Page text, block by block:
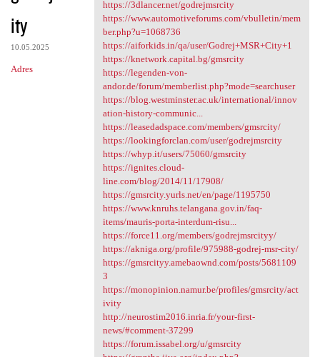
ity
10.05.2025
Adres
https://3dlancer.net/godrejmsrcity
https://www.automotiveforums.com/vbulletin/mem
ber.php?u=1068736
https://aiforkids.in/qa/user/Godrej+MSR+City+1
https://knetwork.capital.bg/gmsrcity
https://legenden-von-
andor.de/forum/memberlist.php?mode=searchuser
https://blog.westminster.ac.uk/international/innov
ation-history-communic...
https://leasedadspace.com/members/gmsrcity/
https://lookingforclan.com/user/godrejmsrcity
https://whyp.it/users/75060/gmsrcity
https://ignites.cloud-
line.com/blog/2014/11/17908/
https://gmsrcity.yurls.net/en/page/1195750
https://www.knruhs.telangana.gov.in/faq-
items/mauris-porta-interdum-risu...
https://force11.org/members/godrejmsrcityy/
https://akniga.org/profile/975988-godrej-msr-city/
https://gmsrcityy.amebaownd.com/posts/5681109
3
https://monopinion.namur.be/profiles/gmsrcity/act
ivity
http://neurostim2016.inria.fr/your-first-
news/#comment-37299
https://forum.issabel.org/u/gmsrcity